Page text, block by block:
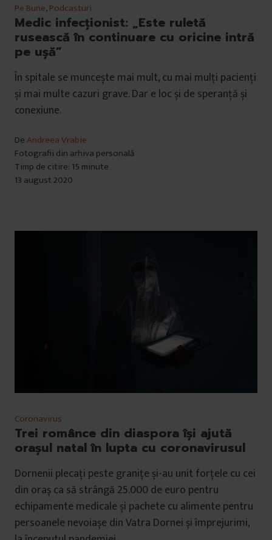
Pe Bune,Podcasturi
Medic infecționist: „Este ruletă
rusească în continuare cu oricine intră
pe ușă”
În spitale se muncește mai mult, cu mai mulți pacienți
și mai multe cazuri grave. Dar e loc și de speranță și
conexiune.
DeAndreea Vrabie
Fotografii din arhiva personală
Timp de citire: 15 minute
13 august 2020
Coronavirus
Trei românce din diaspora își ajută
orașul natal în lupta cu coronavirusul
Dornenii plecați peste granițe și-au unit forțele cu cei
din oraș ca să strângă 25.000 de euro pentru
echipamente medicale și pachete cu alimente pentru
persoanele nevoiașe din Vatra Dornei și împrejurimi,